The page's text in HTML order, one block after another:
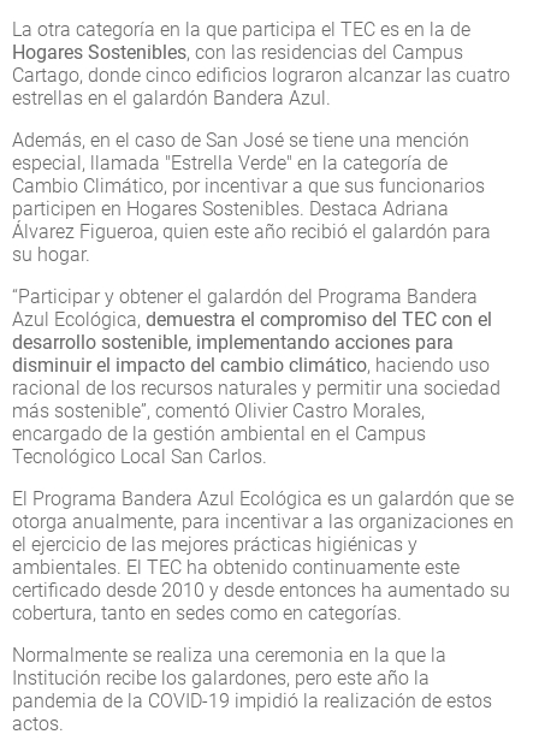
La otra categoría en la que participa el TEC es en la de
Hogares Sostenibles, con las residencias del Campus
Cartago, donde cinco edificios lograron alcanzar las cuatro
estrellas en el galardón Bandera Azul.
Además, en el caso de San José se tiene una mención
especial, llamada "Estrella Verde" en la categoría de
Cambio Climático, por incentivar a que sus funcionarios
participen en Hogares Sostenibles. Destaca Adriana
Álvarez Figueroa, quien este año recibió el galardón para
su hogar.
“Participar y obtener el galardón del Programa Bandera
Azul Ecológica, demuestra el compromiso del TEC con el
desarrollo sostenible, implementando acciones para
disminuir el impacto del cambio climático, haciendo uso
racional de los recursos naturales y permitir una sociedad
más sostenible”, comentó Olivier Castro Morales,
encargado de la gestión ambiental en el Campus
Tecnológico Local San Carlos.
El Programa Bandera Azul Ecológica es un galardón que se
otorga anualmente, para incentivar a las organizaciones en
el ejercicio de las mejores prácticas higiénicas y
ambientales. El TEC ha obtenido continuamente este
certificado desde 2010 y desde entonces ha aumentado su
cobertura, tanto en sedes como en categorías.
Normalmente se realiza una ceremonia en la que la
Institución recibe los galardones, pero este año la
pandemia de la COVID-19 impidió la realización de estos
actos.